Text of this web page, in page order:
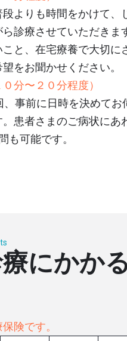
よりも時間をかけて、
診療させていただきま
と、在宅療養で大切に
をお聞かせください。
分〜２０分程度）
、事前に日時を決めてお
患者さまのご病状にあ
も可能です。
にかか
険です。